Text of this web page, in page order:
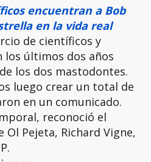
encuentran a Bob
en la vida real
de científicos y
los últimos dos años
los dos mastodontes.
luego crear un total de
en un comunicado.
reconoció el
Pejeta, Richard Vigne,